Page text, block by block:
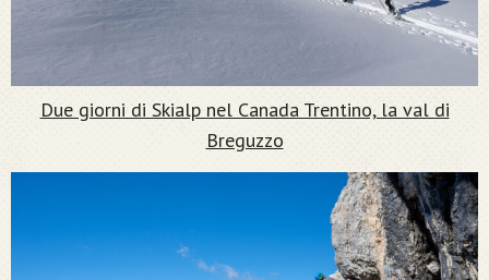
Due giorni di Skialp nel Canada Trentino, la val di
Breguzzo